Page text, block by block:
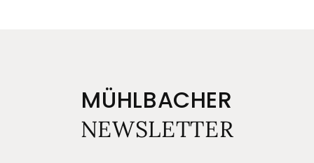
MÜHLBACHER
NEWSLETTER